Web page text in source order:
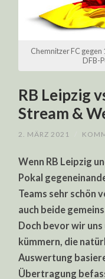
Chemnitzer FC gegen
DFB-
RB Leipzig
Stream &
2. MÄRZ 2021
Wenn RB Leipzig
Pokal
Teams sehr schön
auch beide
Doch bevor wir
kümmern, die
Auswertung
Übertragung